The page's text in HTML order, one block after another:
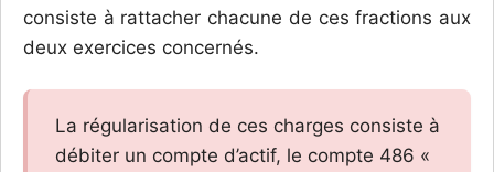
consiste à rattacher chacune de ces fractions aux
deux exercices concernés.
La régularisation de ces charges consiste à
débiter un compte d’actif, le compte 486 «